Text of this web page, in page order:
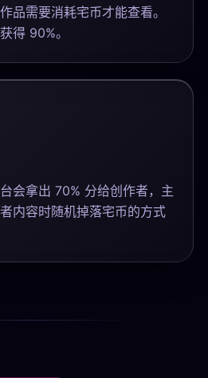
品需要消耗宅币才能查看。
得 90%。
会拿出 70% 分给创作者，主
内容时随机掉落宅币的方式